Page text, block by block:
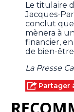
Le titulaire
Jacques-
conclut
mènera à
financier,
de bien-
La Presse
Partager